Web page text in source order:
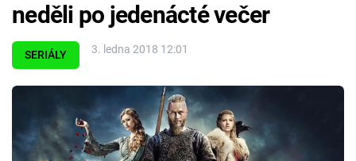
Témata
Seriály
SERIÁLY 3. ledna 2018 12:01
neděli po jedenácté večer